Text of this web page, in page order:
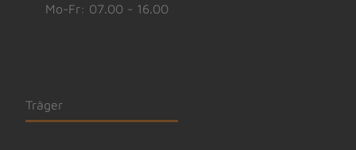
Mo-Fr: 07.00 - 16.00
Träger